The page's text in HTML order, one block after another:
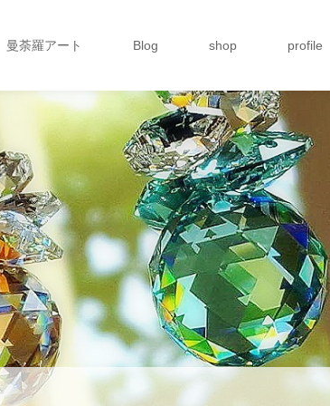
曼荼羅アート Blog shop profile